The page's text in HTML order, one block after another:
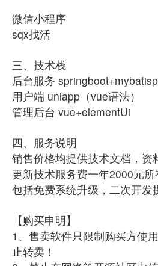
微信小程序
sqx找活
三、技术栈
后台服务
用户端 uniapp（vue语法）
管理后台 vue+elementUi
四、服务说明
销售价格均提供技术文档，
更新技术服务费一年2000元所
包括免费系统升级，二次开发
【购买申明】
1、售卖软件只限制购买方使
止转卖！